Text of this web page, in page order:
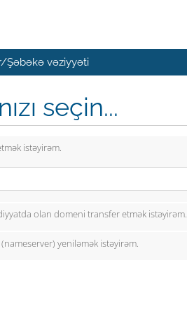
Şəbəkə vəziyyəti
seçin...
istəyirəm.
olan domeni transfer etmək istəyirəm.
yeniləmək istəyirəm.